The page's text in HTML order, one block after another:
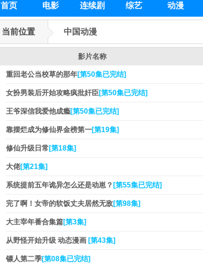
首页 电影 连续剧 综艺 动漫
当前位置 中国动漫
影片名称
重回老公当校草的那年[第50集已完结]
女扮男装后开始攻略疯批奸臣[第50集已完结]
王爷深信我爱他成瘾[第50集已完结]
靠摆烂成为修仙界金榜第一[第19集]
修仙升级日常 [第18集]
大佬[第21集]
系统提前五年诡异怎么还是动崽？ [第55集已完结]
完了啊！女帝的软饭丈夫居然无敌[第98集]
大主宰年番合集篇[第3集]
从野怪开始升级 动态漫画 [第43集]
镖人第二季[第08集已完结]